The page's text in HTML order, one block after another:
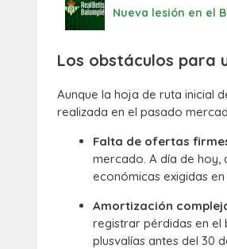
Nueva lesión en el
Los obstáculos para
Aunque la hoja de ruta inicial
realizada en el pasado
Falta de ofertas
mercado. A día de hoy,
económicas exigidas en
Amortización
registrar pérdidas en el
plusvalías antes del 30